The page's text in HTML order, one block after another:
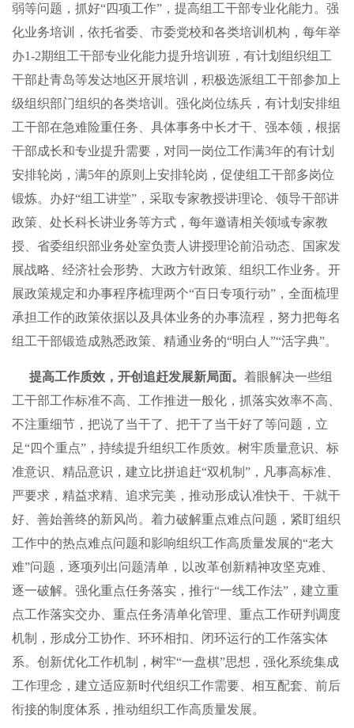
弱等问题，抓好“四项工作”，提高组工干部专业化能力。强
化业务培训，依托省委、市委党校和各类培训机构，每年举
办1-2期组工干部专业化能力提升培训班，有计划组织组工
干部赴青岛等发达地区开展培训，积极选派组工干部参加上
级组织部门组织的各类培训。强化岗位练兵，有计划安排组
工干部在急难险重任务、具体事务中长才干、强本领，根据
干部成长和专业提升需要，对同一岗位工作满3年的有计划
安排轮岗，满5年的原则上安排轮岗，促使组工干部多岗位
锻炼。办好“组工讲堂”，采取专家教授讲理论、领导干部讲
政策、处长科长讲业务等方式，每年邀请相关领域专家教
授、省委组织部业务处室负责人讲授理论前沿动态、国家发
展战略、经济社会形势、大政方针政策、组织工作业务。开
展政策规定和办事程序梳理两个“百日专项行动”，全面梳理
承担工作的政策依据以及具体业务的办事流程，努力把每名
组工干部锻造成熟悉政策、精通业务的“明白人”“活字典”。
提高工作质效，开创追赶发展新局面。 着眼解决一些组
工干部工作标准不高、工作推进一般化，抓落实效率不高、
不注重细节，把说了当干了、把干了当干好了等问题，立
足“四个重点”，持续提升组织工作质效。树牢质量意识、标
准意识、精品意识，建立比拼追赶“双机制”，凡事高标准、
严要求，精益求精、追求完美，推动形成认准快干、干就干
好、善始善终的新风尚。着力破解重点难点问题，紧盯组织
工作中的热点难点问题和影响组织工作高质量发展的“老大
难”问题，逐项列出问题清单，以改革创新精神攻坚克难、
逐一破解。强化重点任务落实，推行“一线工作法”，建立重
点工作落实交办、重点任务清单化管理、重点工作研判调度
机制，形成分工协作、环环相扣、闭环运行的工作落实体
系。创新优化工作机制，树牢“一盘棋”思想，强化系统集成
工作理念，建立适应新时代组织工作需要、相互配套、前后
衔接的制度体系，推动组织工作高质量发展。